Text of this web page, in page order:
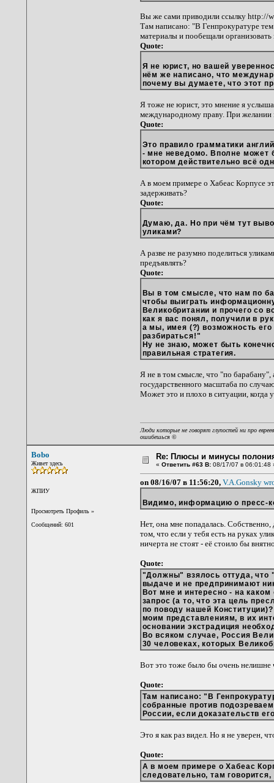
Вы же сами приводили ссылку http://
Там написано: "В Генпрокуратуре
материалы и пообещали организовать
Quote:
Я не юрист, но вашей
нём же написано, что
почему вы думаете, что этот
Я тоже не юрист, это мнение я
международному праву. При желании
Quote:
Это правило грамматики
- мне неведомо. Вполне может
котором действительно всё
А в моем примере о Хабеас Корпусе
задерживать?
Quote:
Думаю, да. Но при чём тут
уликами?
А разве не разумно поделиться
предъявлять?
Quote:
Вы в том смысле, что нам по
чтобы выиграть
Великобритании и прочего со
как я вас понял, получили в
а мы, имея (?) возможность
разбираться!"
Ну не знаю, может быть
правильная стратегия.
Я не в том смысле, что "по барабану",
государственного масштаба по
Может это и плохо в ситуации, когда
Люди которые не говорят глупостей ни про
ошибешься©
Bobo
Живет здесь
ЖПИУ
Просмотреть Профиль»
Сообщений: 601
Re: Плюсы и минусы
« Ответить #63 В:08/17/07 в 06:01:48
on 08/16/07 в 11:56:20, V.A.Gonsky
Видимо, информацию о пресс-
Нет, она мне попадалась.
том, что если у тебя есть на руках
ничерта не стоят - её стоило бы
Quote:
"Должны" взялось оттуда, что
выдаче и не предпринимают
Вот мне и интересно - на
запрос (а то, что эта цель
по поводу нашей
моим представлениям, в их
основании экстрадиция
Во всяком случае, Россия
30 человеках, которых
Вот это тоже было бы очень нелишне
Quote:
Там написано: "В
собранные против
России, если доказательств
Это я как раз видел. Но я не уверен,
Quote:
А в моем примере о Хабеас
следовательно, там